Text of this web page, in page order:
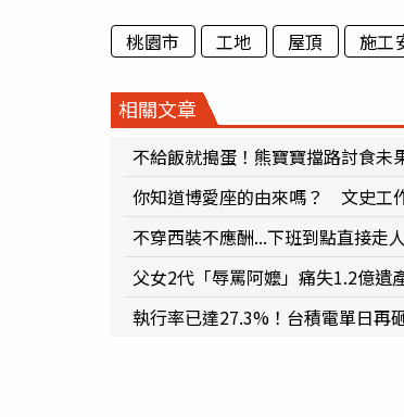
桃園市 工地 屋頂 施工
相關文章
不給飯就搗蛋！熊寶寶擋路討食
你知道博愛座的由來嗎？ 文史工
不穿西裝不應酬...下班到點直接
父女2代「辱罵阿嬤」痛失1.2億
執行率已達27.3%！台積電單日